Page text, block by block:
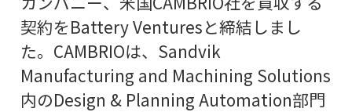
契約をBattery Venturesと締結しまし
た。CAMBRIOは、Sandvik
Manufacturing and Machining Solutions
内のDesign & Planning Automation部門